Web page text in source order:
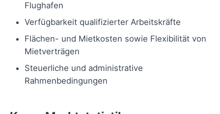
Flughafen
Verfügbarkeit qualifizierter Arbeitskräfte
Flächen- und Mietkosten sowie Flexibilität von
Mietverträgen
Steuerliche und administrative
Rahmenbedingungen